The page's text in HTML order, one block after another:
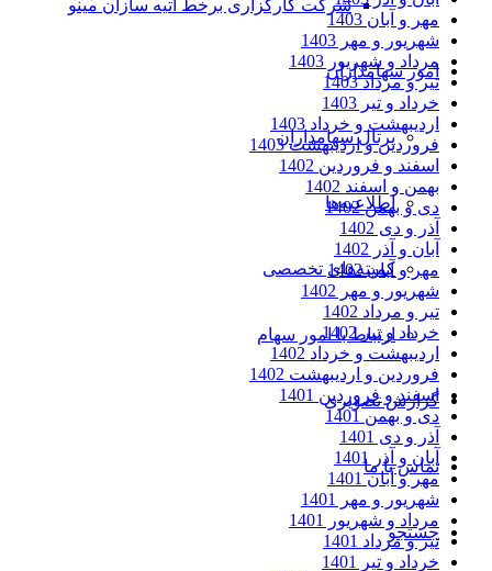
شرکت کارگزاری برخط آتیه سازان مینو
امور سهامداران
پرتال سهامداران
اطلاعیه‌ها
کمیته‌های تخصصی
ارتباط با امور سهام
گزارش تصویری
تماس با ما
جستجو
مهر و آبان 1403
شهریور و مهر 1403
مرداد و شهریور 1403
تیر و مرداد 1403
خرداد و تیر 1403
اردیبهشت و خرداد 1403
فروردین و اردیبهشت 1403
اسفند و فروردین 1402
بهمن و اسفند 1402
دی و بهمن 1402
آذر و دی 1402
آبان و آذر 1402
مهر و آبان 1402
شهریور و مهر 1402
تیر و مرداد 1402
خرداد و تیر 1402
اردیبهشت و خرداد 1402
فروردین و اردیبهشت 1402
اسفند و فروردین 1401
دی و بهمن 1401
آذر و دی 1401
آبان و آذر 1401
مهر و آبان 1401
شهریور و مهر 1401
مرداد و شهریور 1401
تیر و مرداد 1401
خرداد و تیر 1401